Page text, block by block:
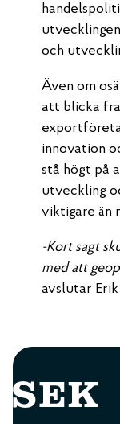
och
Även om
att blicka
innovation
stå högt på
utveckling
viktigare än
-Kort sagt
med att
avslutar Erik